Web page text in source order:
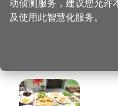
山鸭头 周
动侦测服务，建议您允许
及使用此智慧化服务。